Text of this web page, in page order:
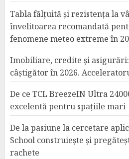
Tabla fălțuită și rezistența la
învelitoarea recomandată
fenomene meteo extreme în
Imobiliare, credite și
câștigător în 2026.
De ce TCL BreezeIN Ultra
excelentă pentru spațiile mari
De la pasiune la cercetare
School construiește și
rachete